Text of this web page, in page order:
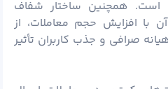
همچنین ساختار شفاف
با افزایش حجم معاملات، از
صرافی و جذب کاربران تأثیر